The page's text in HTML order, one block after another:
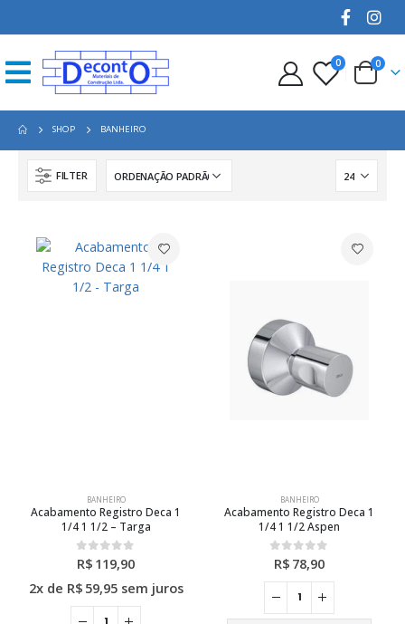
0 0
SHOP BANHEIRO
FILTER
BANHEIRO
Acabamento Registro Deca 1
1/4 1 1/2 – Targa
0out of 5
R$ 119,90
2x de R$ 59,95 sem juros
BANHEIRO
Acabamento Registro Deca 1
1/4 1 1/2 Aspen
0out of 5
R$ 78,90